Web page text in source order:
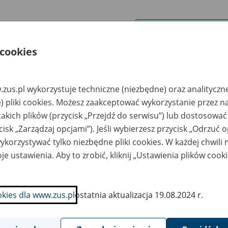
uwagi można przesyłać poprzez
Ukryj wszystkie pozycje bazy
pracy
Miejsce
przechowywania
dokumentów
Nr zespołu akt w
archiwum
państwowym
Daty
Jolanta i
Matelscy -
ul. Racławicka
o.o., 64-100 Leszno,
ul. Spółdzielcza 2, tel.
65 529-93-55, kom.
wykorzystuje techniczne (niezbędne) oraz
pliki cookies. Możesz zaakceptować wykorzystanie przez
plików (przycisk „Przejdź do serwisu”) lub
„Zarządzaj opcjami”). Jeśli wybierzesz przycisk „Odrzuć
tylko niezbędne pliki cookies. W każdej chwili
ustawienia. Aby to zrobić, kliknij „Ustawienia plików
dla www.zus.plostatnia aktualizacja 19.08.2024 r.